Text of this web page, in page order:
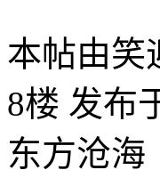
本帖由笑
8楼 发布
东方沧海